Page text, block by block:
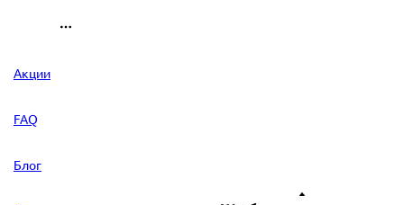
Акции
FAQ
Блог